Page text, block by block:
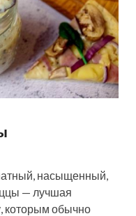
насыщенный,
— лучшая
которым обычно